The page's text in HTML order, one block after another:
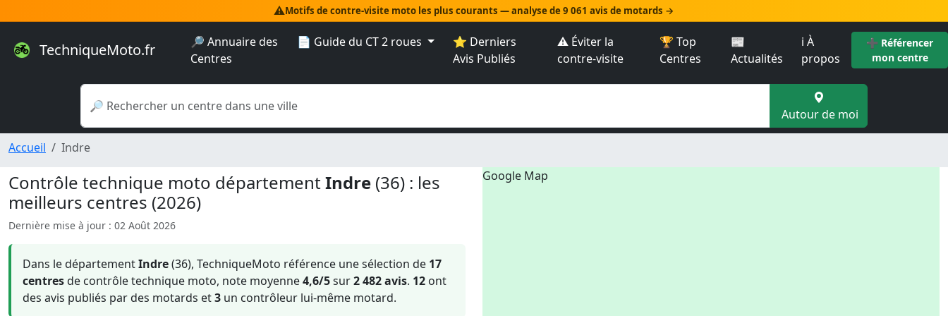
⚠️Motifs de contre-visite moto les plus courants — analyse de 9 061 avis de motards →
TechniqueMoto.fr
🔎 Annuaire des
Centres
📄 Guide du CT 2 roues
⭐ Derniers
Avis Publiés
⚠️ Éviter la
contre-visite
🏆 Top
Centres
📰
Actualités
ℹ️ À
propos
➕ Référencer
mon centre
Autour de moi
Accueil Indre
Contrôle technique moto départementIndre (36) : les
meilleurs centres (2026)
Dernière mise à jour : 02 Août 2026
Dans le départementIndre(36), TechniqueMoto référence une sélection de 17
centresde contrôle technique moto, note moyenne4,6/5sur2 482 avis. 12 ont
des avis publiés par des motards et3 un contrôleur lui-même motard.
Google Map